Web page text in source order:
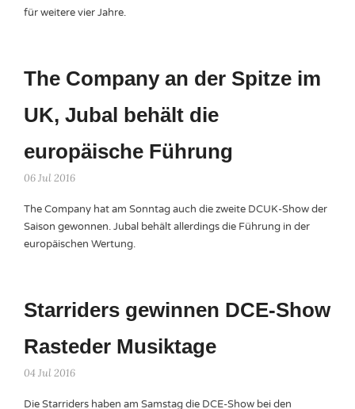
für weitere vier Jahre.
The Company an der Spitze im
UK, Jubal behält die
europäische Führung
06 Jul 2016
The Company hat am Sonntag auch die zweite DCUK-Show der
Saison gewonnen. Jubal behält allerdings die Führung in der
europäischen Wertung.
Starriders gewinnen DCE-Show
Rasteder Musiktage
04 Jul 2016
Die Starriders haben am Samstag die DCE-Show bei den